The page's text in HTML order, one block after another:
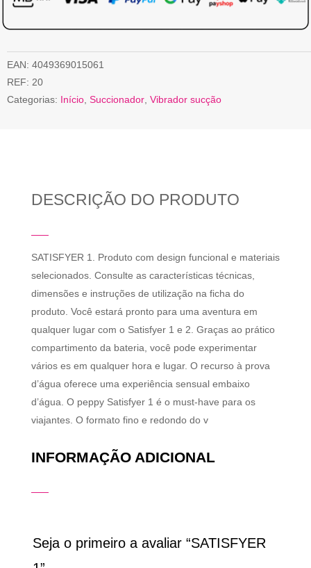
EAN: 4049369015061
REF: 20
Categorias: Início Succionador Vibrador sucção
DESCRIÇÃO DO PRODUTO
SATISFYER 1. Produto com design funcional e materiais
selecionados. Consulte as características técnicas,
dimensões e instruções de utilização na ficha do
produto. Você estará pronto para uma aventura em
qualquer lugar com o Satisfyer 1 e 2. Graças ao prático
compartimento da bateria, você pode experimentar
vários es em qualquer hora e lugar. O recurso à prova
d’água oferece uma experiência sensual embaixo
d’água. O peppy Satisfyer 1 é o must-have para os
viajantes. O formato fino e redondo do v
INFORMAÇÃO ADICIONAL
Seja o primeiro a avaliar “SATISFYER